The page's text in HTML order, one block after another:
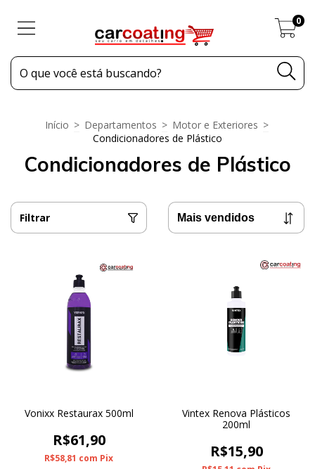
0
Início > Departamentos > Motor e Exteriores >
Condicionadores de Plástico
Condicionadores de Plástico
Filtrar
Vonixx Restaurax 500ml
R$61,90
R$58,81 com Pix
Vintex Renova Plásticos
200ml
R$15,90